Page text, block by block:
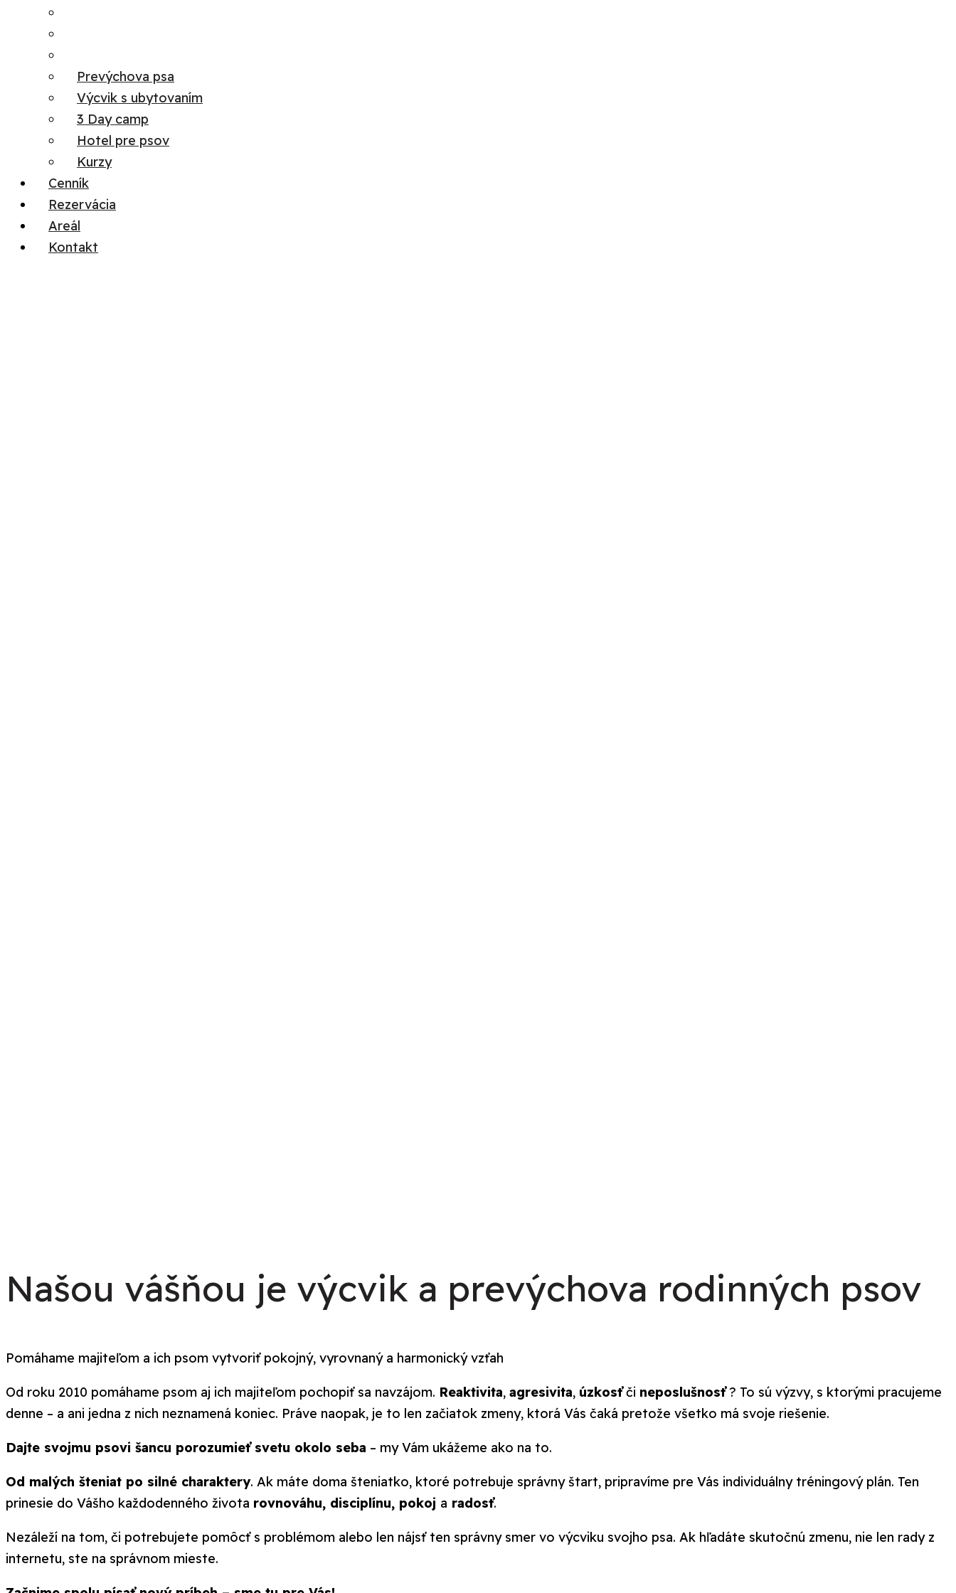
Prevýchova psa
Výcvik s ubytovaním
3 Day camp
Hotel pre psov
Kurzy
Cenník
Rezervácia
Areál
Kontakt
Našou vášňou je výcvik a prevýchova rodinných psov
Pomáhame majiteľom a ich psom vytvoriť pokojný, vyrovnaný a harmonický vzťah
Od roku 2010 pomáhame psom aj ich majiteľom pochopiť sa navzájom. Reaktivita, agresivita, úzkosťči neposlušnosť? To sú výzvy, s ktorými pracujeme
denne – a ani jedna z nich neznamená koniec. Práve naopak, je to len začiatok zmeny, ktorá Vás čaká pretože všetko má svoje riešenie.
Dajte svojmu psovi šancu porozumieť svetu okolo seba – my Vám ukážeme ako na to.
Od malých šteniat po silné charaktery. Ak máte doma šteniatko, ktoré potrebuje správny štart, pripravíme pre Vás individuálny tréningový plán. Ten
prinesie do Vášho každodenného života rovnováhu, disciplínu, pokoj a radosť.
Nezáleží na tom, či potrebujete pomôcť s problémom alebo len nájsť ten správny smer vo výcviku svojho psa. Ak hľadáte skutočnú zmenu, nie len rady z
internetu, ste na správnom mieste.